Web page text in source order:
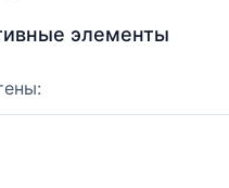
элементы